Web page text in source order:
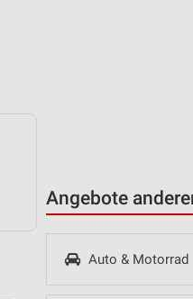
Angebote
Auto & Motorrad